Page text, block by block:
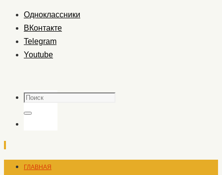
Одноклассники
ВКонтакте
Telegram
Youtube
Поиск
Поиск
ПерейтиГЛАВНАЯ